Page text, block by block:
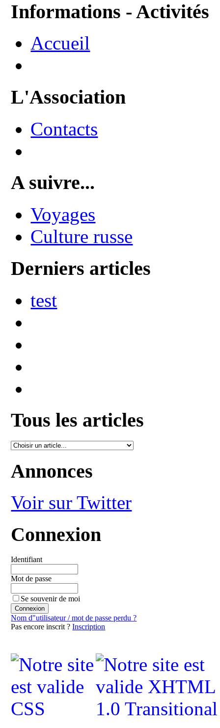
Informations - Activités
Accueil
L'Association
Contacts
A suivre...
Voyages
Culture russe
Derniers articles
test
Tous les articles
Annonces
Voir sur Twitter
Connexion
Identifiant
Mot de passe
Se souvenir de moi
Nom d"utilisateur / mot de passe perdu ?
Pas encore inscrit ?Inscription